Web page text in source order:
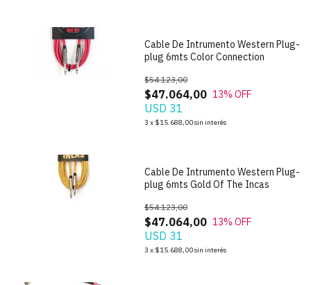
Cable De Intrumento Western Plug-
plug 6mts Color Connection
$47.064,00
$54.123,00
13% OFF
USD 31
3 x $15.688,00sin interés
Cable De Intrumento Western Plug-
plug 6mts Gold Of The Incas
$47.064,00
$54.123,00
13% OFF
USD 31
3 x $15.688,00sin interés